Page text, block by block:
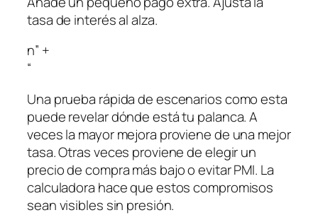
tasa de interés al alza.
n” +
“
Una prueba rápida de escenarios como esta
puede revelar dónde está tu palanca. A
veces la mayor mejora proviene de una mejor
tasa. Otras veces proviene de elegir un
precio de compra más bajo o evitar PMI. La
calculadora hace que estos compromisos
sean visibles sin presión.